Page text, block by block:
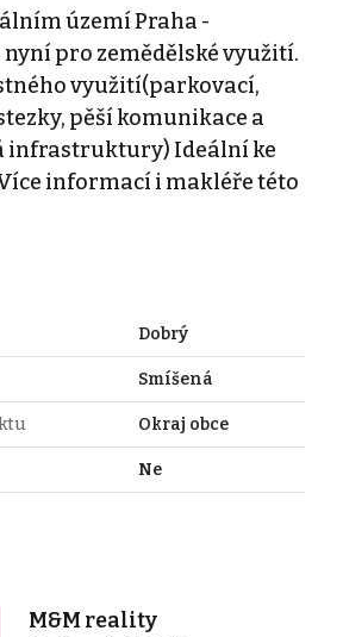
území Praha -
pro zemědělské využití.
využití(parkovací,
pěší komunikace a
infrastruktury) Ideální ke
informací i makléře této
Dobrý
Smíšená
Okraj obce
Ne
M&M reality